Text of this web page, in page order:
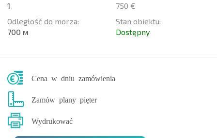
1
Odległość do morza:
700 м
750 €
Stan obiektu:
Dostępny
Cena w dniu zamówienia
Zamów plany pięter
Wydrukować